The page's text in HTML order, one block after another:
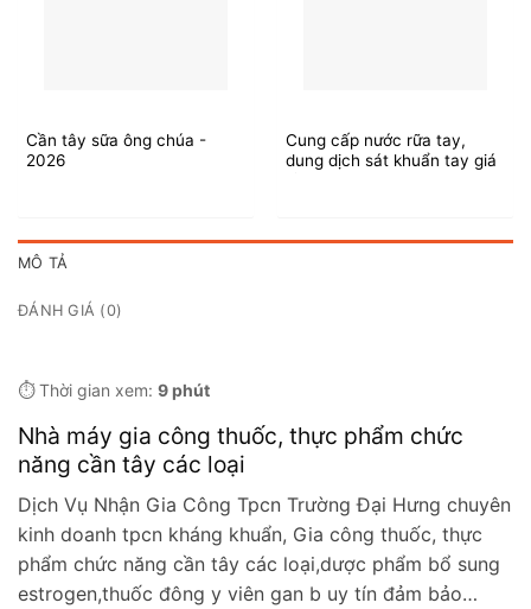
Cần tây sữa ông chúa -
2026
Cung cấp nước rữa tay,
dung dịch sát khuẩn tay giá
MÔ TẢ
ĐÁNH GIÁ (0)
⏱️ Thời gian xem: 9 phút
Nhà máy gia công thuốc, thực phẩm chức
năng cần tây các loại
Dịch Vụ Nhận Gia Công Tpcn Trường Đại Hưng chuyên
kinh doanh tpcn kháng khuẩn, Gia công thuốc, thực
phẩm chức năng cần tây các loại,dược phẩm bổ sung
estrogen,thuốc đông y viên gan b uy tín đảm bảo…